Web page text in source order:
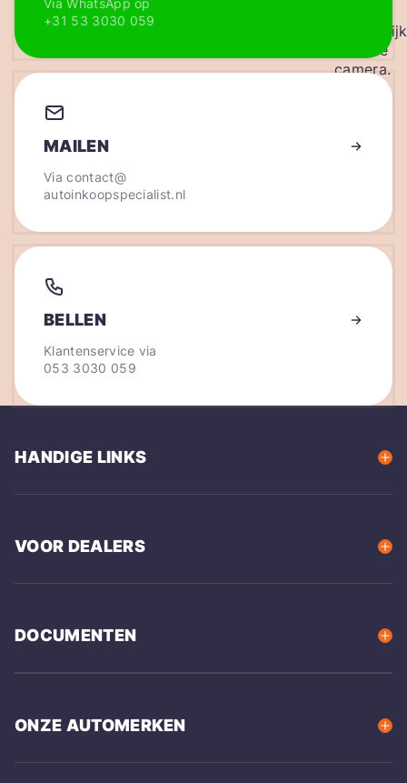
Via WhatsApp op
+31 53 3030 059
MAILEN
Viacontact@
autoinkoopspecialist.nl
BELLEN
Klantenservice via
053 3030 059
HANDIGE LINKS
VOOR DEALERS
DOCUMENTEN
ONZE AUTOMERKEN